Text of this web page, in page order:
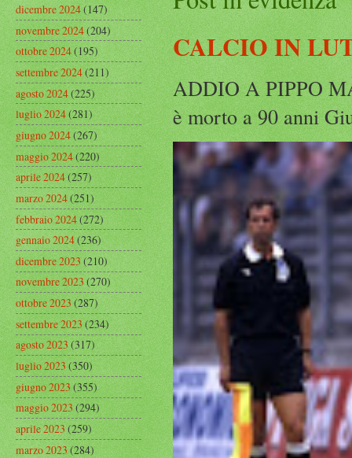
CALCIO IN
ADDIO A PIPPO
è morto a 90 anni
dicembre 2024(147)
novembre 2024(204)
ottobre 2024(195)
settembre 2024(211)
agosto 2024(225)
luglio 2024(281)
giugno 2024(267)
maggio 2024(220)
aprile 2024(257)
marzo 2024(251)
febbraio 2024(272)
gennaio 2024(236)
dicembre 2023(210)
novembre 2023(270)
ottobre 2023(287)
settembre 2023(234)
agosto 2023(317)
luglio 2023(350)
giugno 2023(355)
maggio 2023(294)
aprile 2023(259)
marzo 2023(284)